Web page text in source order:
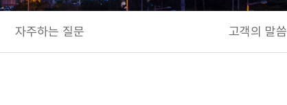
자주하는 질문 고객의 말씀